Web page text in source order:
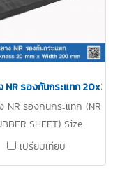
NR รองกันกระแทก
NR รองกันกระแทก (NR
SHEET) Size
20mm x Width
เปรียบเทียบ